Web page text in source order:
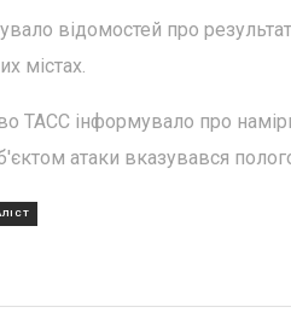
відомостей про
містах.
ТАСС інформувало про
атаки вказувався